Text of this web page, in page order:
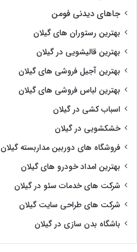
جاهای دیدنی فومن
بهترین رستوران های گیلان
بهترین قالیشویی در گیلان
بهترین آجیل فروشی های گیلان
بهترین لباس فروشی های گیلان
اسباب کشی در گیلان
خشکشویی در گیلان
فروشگاه های دوربین مداربسته گیلان
بهترین امداد خودرو های گیلان
شرکت های خدمات سئو در گیلان
شرکت های طراحی سایت گیلان
باشگاه بدن سازی در گیلان